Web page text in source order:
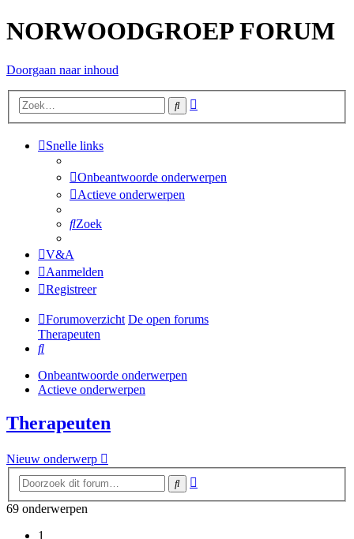
NORWOODGROEP FORUM
Doorgaan naar inhoud
Zoek
Snelle links
Onbeantwoorde onderwerpen
Actieve onderwerpen
Zoek
V&A
Aanmelden
Registreer
Forumoverzicht De open forums
Therapeuten
Zoek
Onbeantwoorde onderwerpen
Actieve onderwerpen
Therapeuten
Nieuw onderwerp
Zoek
69 onderwerpen
1